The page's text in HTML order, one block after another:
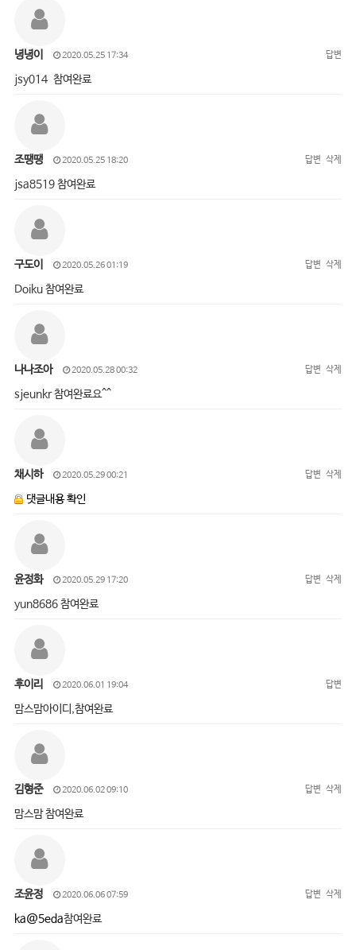
녕녕이 2020.05.25 17:34 답변
jsy014 참여완료
조땡땡 2020.05.25 18:20 답변 삭제
jsa8519 참여완료
구도이 2020.05.26 01:19 답변 삭제
Doiku 참여완료
나나조아 2020.05.28 00:32 답변 삭제
sjeunkr 참여완료요^^
채시하 2020.05.29 00:21 답변 삭제
댓글내용 확인
윤정화 2020.05.29 17:20 답변 삭제
yun8686 참여완료
후이리 2020.06.01 19:04 답변
맘스맘아이디,참여완료
김형준 2020.06.02 09:10 답변 삭제
맘스맘 참여완료
조윤정 2020.06.06 07:59 답변 삭제
ka@5eda참여완료